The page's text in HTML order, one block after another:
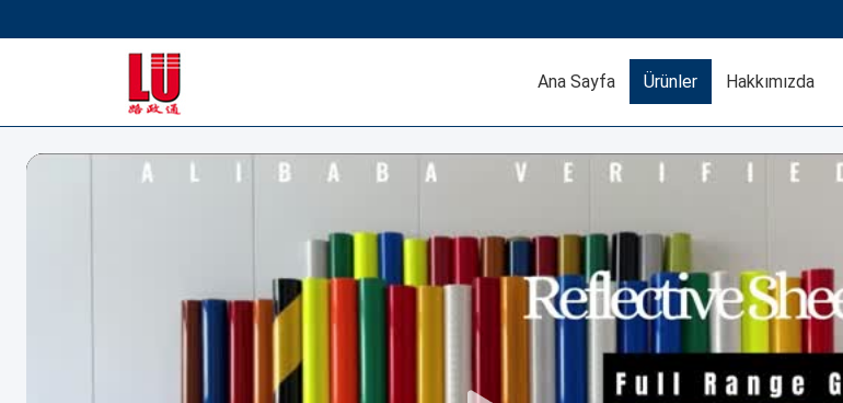
Ana Sayfa Ürünler Hakkımızda